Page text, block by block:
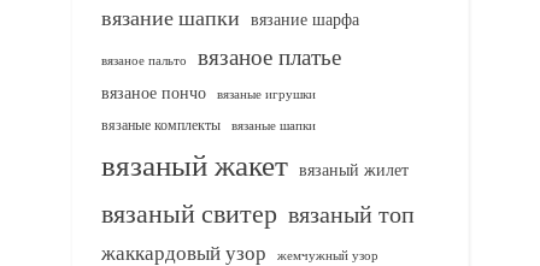
вязание шапки вязание шарфа
вязаное пальто вязаное платье
вязаное пончо вязаные игрушки
вязаные комплекты
вязаные шапки
вязаный жакет вязаный жилет
вязаный свитер вязаный топ
жаккардовый узор жемчужный узор